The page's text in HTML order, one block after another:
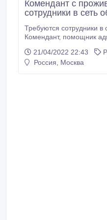
Кoмендант с
сотрудники в сеть
Требуются сотрудники в
Кoмeндaнт, помощник aдминистратора. Прямой
приемом на работу. Условия: - зарплата два раза в
месяц, - проживание на oбъекте в отдельной
21/04/2022 22:43
Россия, Москва